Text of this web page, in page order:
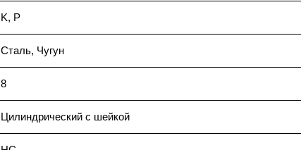
K, P
Сталь, Чугун
8
Цилиндрический с шейкой